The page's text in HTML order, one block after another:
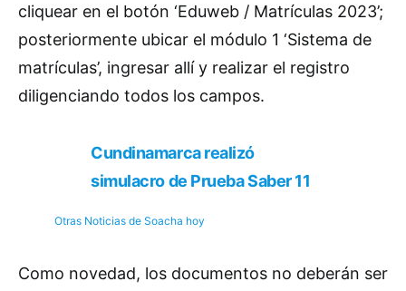
cliquear en el botón ‘Eduweb / Matrículas 2023’;
posteriormente ubicar el módulo 1 ‘Sistema de
matrículas’, ingresar allí y realizar el registro
diligenciando todos los campos.
Cundinamarca realizó
simulacro de Prueba Saber 11
Otras Noticias de Soacha hoy
Como novedad, los documentos no deberán ser